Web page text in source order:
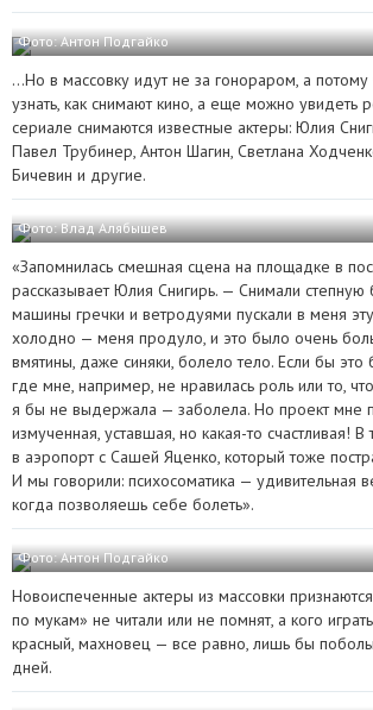
Фото: Антон Подгайко
…Но в массовку идут не за гонораром, а потому
узнать, как снимают кино, а еще можно увидеть
сериале снимаются известные актеры: Юлия
Павел Трубинер, Антон Шагин, Светлана
Бичевин и другие.
Фото: Влад Алябышев
«Запомнилась смешная сцена на площадке в
рассказывает Юлия Снигирь. — Снимали степную
машины гречки и ветродуями пускали в меня
холодно — меня продуло, и это было очень
вмятины, даже синяки, болело тело. Если бы это
где мне, например, не нравилась роль или то,
я бы не выдержала — заболела. Но проект
измученная, уставшая, но какая-то счастливая!
в аэропорт с Сашей Яценко, который тоже
И мы говорили: психосоматика — удивительная
когда позволяешь себе болеть».
Фото: Антон Подгайко
Новоиспеченные актеры из массовки
по мукам» не читали или не помнят, а кого
красный, махновец — все равно, лишь бы
дней.